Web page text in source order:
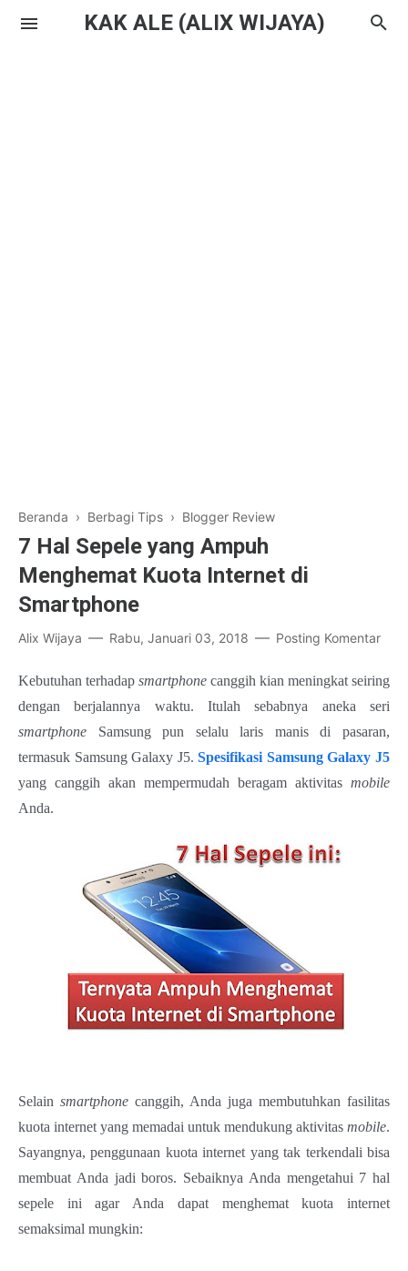
KAK ALE (ALIX WIJAYA)
Beranda › Berbagi Tips › Blogger Review
7 Hal Sepele yang Ampuh
Menghemat Kuota Internet di
Smartphone
Alix Wijaya Rabu, Januari 03, 2018 Posting Komentar
Kebutuhan terhadap smartphone canggih kian meningkat seiring
dengan berjalannya waktu. Itulah sebabnya aneka seri
smartphone Samsung pun selalu laris manis di pasaran,
termasuk Samsung Galaxy J5.Spesifikasi Samsung Galaxy J5
yang canggih akan mempermudah beragam aktivitas mobile
Anda.
Selain smartphone canggih, Anda juga membutuhkan fasilitas
kuota internet yang memadai untuk mendukung aktivitas mobile.
Sayangnya, penggunaan kuota internet yang tak terkendali bisa
membuat Anda jadi boros. Sebaiknya Anda mengetahui 7 hal
sepele ini agar Anda dapat menghemat kuota internet
semaksimal mungkin: